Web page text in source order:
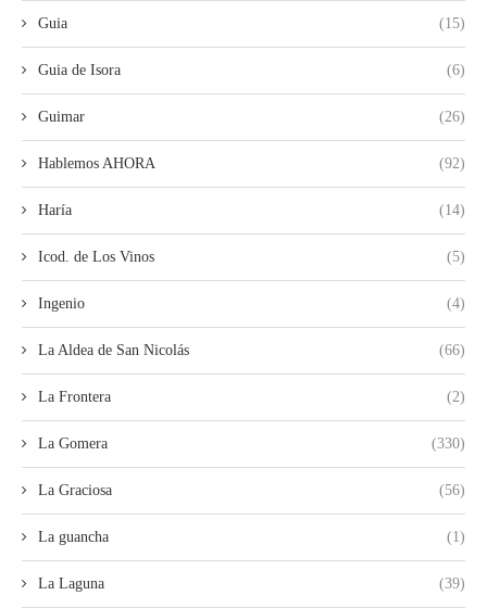
Guia (15)
Guia de Isora (6)
Guimar (26)
Hablemos AHORA (92)
Haría (14)
Icod. de Los Vinos (5)
Ingenio (4)
La Aldea de San Nicolás (66)
La Frontera (2)
La Gomera (330)
La Graciosa (56)
La guancha (1)
La Laguna (39)